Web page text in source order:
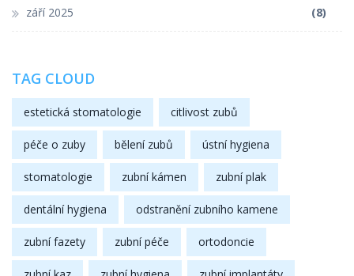
září 2025 (8)
TAG CLOUD
estetická stomatologie citlivost zubů
péče o zuby bělení zubů ústní hygiena
stomatologie zubní kámen zubní plak
dentální hygiena odstranění zubního kamene
zubní fazety zubní péče ortodoncie